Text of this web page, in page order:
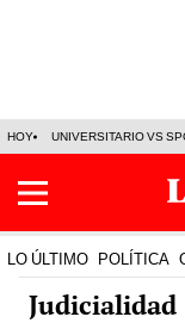
HOY UNIVERSITARIO VS
LO ÚLTIMO POLÍTICA
Judicialidad